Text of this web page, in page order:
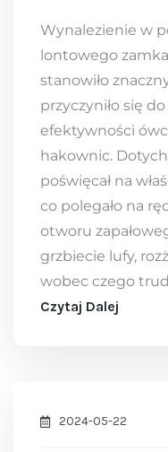
Wynalezienie w
lontowego
stanowiło
przyczyniło się
efektywności
hakownic.
poświęcał na
co polegało na
otworu
grzbiecie lufy,
wobec czego
Czytaj Dalej
2024-05-22